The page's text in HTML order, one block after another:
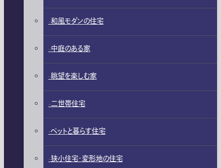
和風モダンの住宅
中庭のある家
眺望を楽しむ家
二世帯住宅
ペットと暮らす住宅
狭小住宅・変形地の住宅